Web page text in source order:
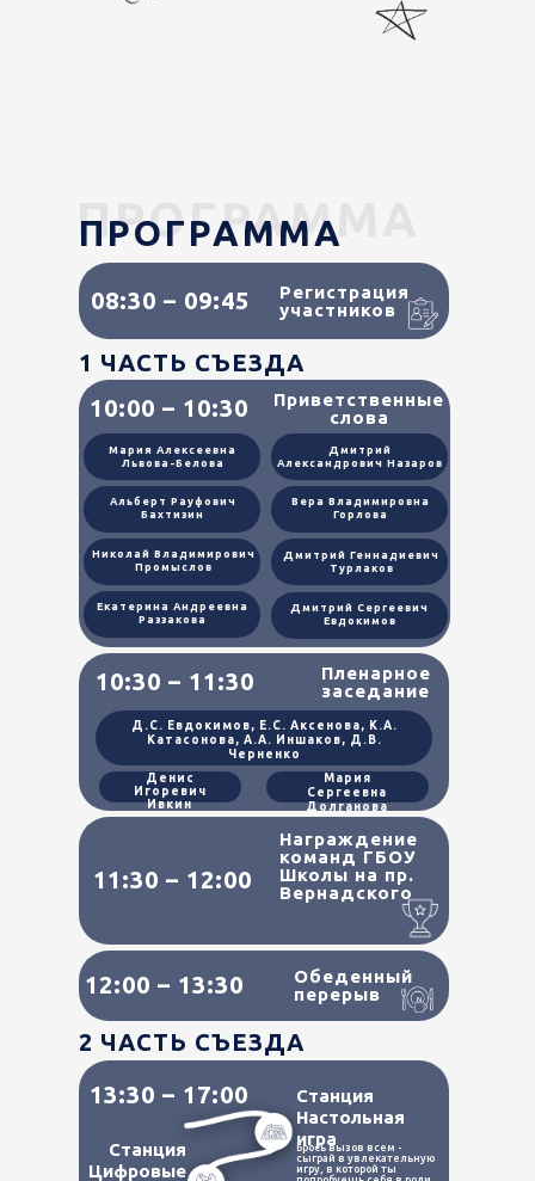
ПРОГРАММА
ПРОГРАММА
2 ЧАСТЬ СЪЕЗДА
1 ЧАСТЬ СЪЕЗДА
08:30 – 09:45
Регистрация
участников
Приветственные
слова
10:00 – 10:30
Мария Алексеевна
Львова-Белова
Екатерина Андреевна
Раззакова
Альберт Рауфович
Бахтизин
Николай Владимирович
Промыслов
Дмитрий Геннадиевич
Турлаков
Дмитрий Сергеевич
Евдокимов
Вера Владимировна
Горлова
Дмитрий
Александрович Назаров
Пленарное
заседание
10:30 – 11:30
Мария
Сергеевна
Долганова
Денис
Игоревич
Ивкин
Д.С. Евдокимов, Е.С. Аксенова, К.А.
Катасонова, А.А. Иншаков, Д.В.
Черненко
11:30 – 12:00
Награждение
команд ГБОУ
Школы на пр.
Вернадского
12:00 – 13:30
Обеденный
перерыв
13:30 – 17:00
Станция
Цифровые
Станция
Настольная
игра
Брось вызов всем -
сыграй в увлекательную
игру, в которой ты